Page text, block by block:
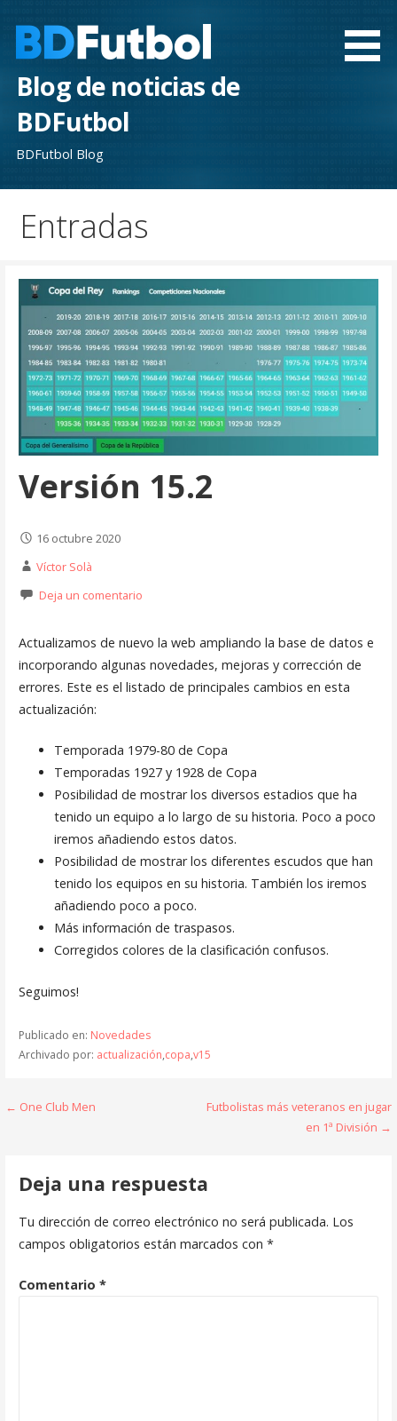
contenido
Blog de noticias de
BDFutbol
BDFutbol Blog
Entradas
Versión 15.2
16 octubre 2020
Víctor Solà
Deja un comentario
Actualizamos de nuevo la web ampliando la base de datos e
incorporando algunas novedades, mejoras y corrección de
errores. Este es el listado de principales cambios en esta
actualización:
Temporada 1979-80 de Copa
Temporadas 1927 y 1928 de Copa
Posibilidad de mostrar los diversos estadios que ha
tenido un equipo a lo largo de su historia. Poco a poco
iremos añadiendo estos datos.
Posibilidad de mostrar los diferentes escudos que han
tenido los equipos en su historia. También los iremos
añadiendo poco a poco.
Más información de traspasos.
Corregidos colores de la clasificación confusos.
Seguimos!
Publicado en: Novedades
Archivado por: actualización,copa,v15
Navegación
entradas
← One Club Men
Futbolistas más veteranos en jugar
en 1ª División →
Deja una respuesta
Tu dirección de correo electrónico no será publicada. Los
campos obligatorios están marcados con *
Comentario *